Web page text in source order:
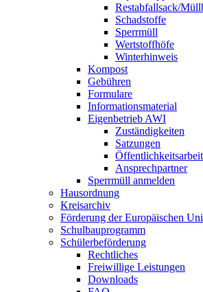
Restabfallsack/
Schadstoffe
Sperrmüll
Wertstoffhöfe
Winterhinweis
Kompost
Gebühren
Formulare
Informationsmaterial
Eigenbetrieb AWI
Zuständigkeiten
Satzungen
Öffentlichkeitsarbeit
Ansprechpartner
Sperrmüll anmelden
Hausordnung
Kreisarchiv
Förderung der Europäischen
Schulbauprogramm
Schülerbeförderung
Rechtliches
Freiwillige Leistungen
Downloads